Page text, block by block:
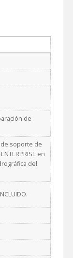
de
soporte de
en
del